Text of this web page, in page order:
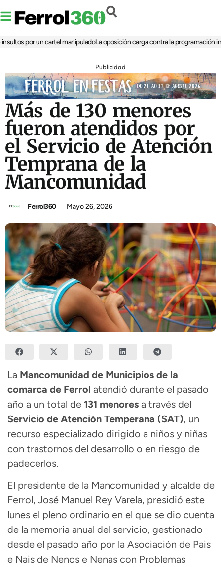
por un cartel manipuladoLa oposición carga contra la programación
Publicidad
Más de 130 menores
fueron atendidos por
el Servicio de Atención
Temprana de la
Mancomunidad
Ferrol360 Mayo 26, 2026
La Mancomunidad de Municipios de la
comarca de Ferrol atendió durante el pasado
año a un total de 131 menores a través del
Servicio de Atención Temperana (SAT), un
recurso especializado dirigido a niños y niñas
con trastornos del desarrollo o en riesgo de
padecerlos.
El presidente de la Mancomunidad y alcalde de
Ferrol, José Manuel Rey Varela, presidió este
lunes el pleno ordinario en el que se dio cuenta
de la memoria anual del servicio, gestionado
desde el pasado año por la Asociación de Pais
e Nais de Nenos e Nenas con Problemas